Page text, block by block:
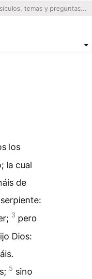
los
la cual
de
3 pero
Dios:
5 sino